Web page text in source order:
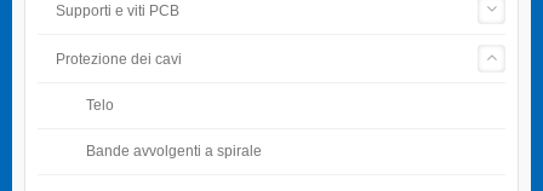
Supporti e viti PCB
Protezione dei cavi
Telo
Bande avvolgenti a spirale